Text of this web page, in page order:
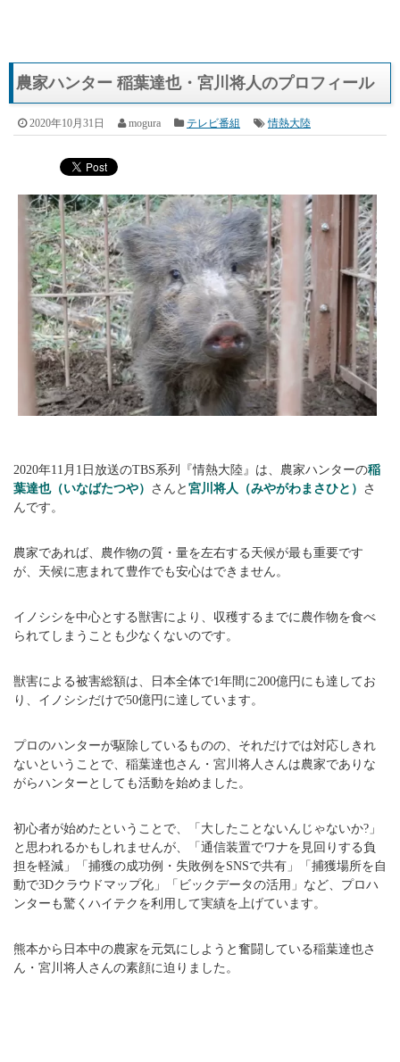
農家ハンター 稲葉達也・宮川将人のプロフィール
2020年10月31日 mogura テレビ番組 情熱大陸
2020年11月1日放送のTBS系列『情熱大陸』は、農家ハンターの稲
葉達也（いなばたつや） さんと 宮川将人（みやがわまさひと） さ
んです。
農家であれば、農作物の質・量を左右する天候が最も重要です
が、天候に恵まれて豊作でも安心はできません。
イノシシを中心とする獣害により、収穫するまでに農作物を食べ
られてしまうことも少なくないのです。
獣害による被害総額は、日本全体で1年間に200億円にも達してお
り、イノシシだけで50億円に達しています。
プロのハンターが駆除しているものの、それだけでは対応しきれ
ないということで、稲葉達也さん・宮川将人さんは農家でありな
がらハンターとしても活動を始めました。
初心者が始めたということで、「大したことないんじゃないか?」
と思われるかもしれませんが、「通信装置でワナを見回りする負
担を軽減」「捕獲の成功例・失敗例をSNSで共有」「捕獲場所を自
動で3Dクラウドマップ化」「ビックデータの活用」など、プロハ
ンターも驚くハイテクを利用して実績を上げています。
熊本から日本中の農家を元気にしようと奮闘している稲葉達也さ
ん・宮川将人さんの素顔に迫りました。